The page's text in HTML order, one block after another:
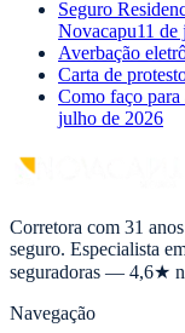
Seguro
Novacapu11 de
Averbação
Carta de
Como faço para
julho de 2026
Corretora com 31
seguro. Especialista
seguradoras — 4,6★
Navegação